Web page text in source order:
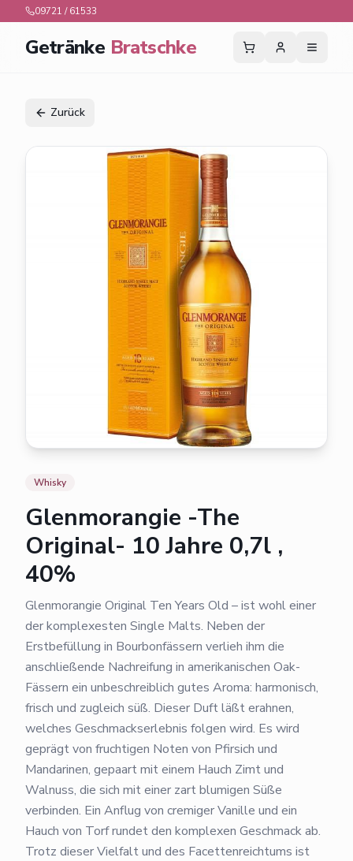
09721 / 61533
Getränke Bratschke
Zurück
Whisky
Glenmorangie -The
Original- 10 Jahre 0,7l ,
40%
Glenmorangie Original Ten Years Old – ist wohl einer
der komplexesten Single Malts. Neben der
Erstbefüllung in Bourbonfässern verlieh ihm die
anschließende Nachreifung in amerikanischen Oak-
Fässern ein unbeschreiblich gutes Aroma: harmonisch,
frisch und zugleich süß. Dieser Duft läßt erahnen,
welches Geschmackserlebnis folgen wird. Es wird
geprägt von fruchtigen Noten von Pfirsich und
Mandarinen, gepaart mit einem Hauch Zimt und
Walnuss, die sich mit einer zart blumigen Süße
verbinden. Ein Anflug von cremiger Vanille und ein
Hauch von Torf rundet den komplexen Geschmack ab.
Trotz dieser Vielfalt und des Facettenreichtums ist